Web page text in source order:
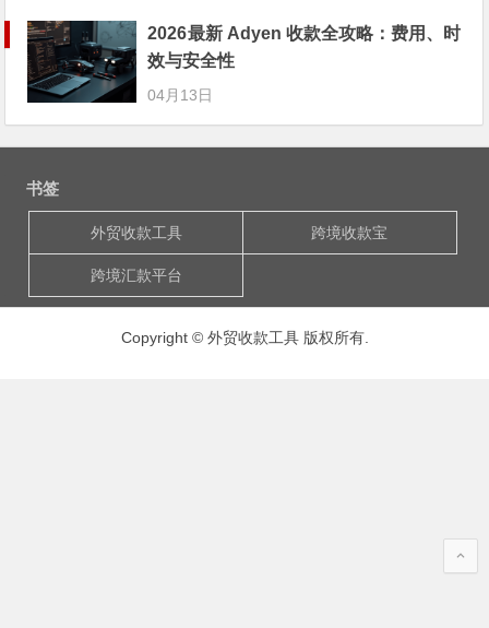
2026最新 Adyen 收款全攻略：费用、时
效与安全性
04月13日
书签
外贸收款工具 跨境收款宝
跨境汇款平台
Copyright © 外贸收款工具 版权所有.